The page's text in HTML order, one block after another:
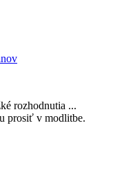
rozhodnutia ...
prosiť v modlitbe.